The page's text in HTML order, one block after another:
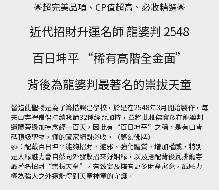
🌟超完美品項、CP值超高、必收精選🌟
近代招財升運名師 龍婆判 2548
百日坤平 “稀有高階全金面”
背後為龍婆判最著名的崇拔天童
督造此聖物是為了籌措興建學校，於是在2548年3月開始製作，每
天由寺裡僧侶持續唸誦32種經咒加持，並將此批佛寶放在龍婆判
遺體旁邊加持念經一百天，因此有“百日坤平”之稱，是有口皆
碑頂級聖物，懂的藏家絕對必收。（夢幻佛牌）
👍：配戴百日坤平能夠招財、避邪、強化體質、增加權威，特別
是人緣魅力會自然向外發散招來好姻緣，以及搭配背後瓦排龍寺
最著名招財“崇拔天童”，有致富及擁有更多財產寓意，誠願力
極為強大之外還能得到天童神童的守護。